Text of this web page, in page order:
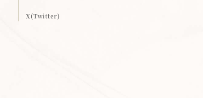
X(Twitter)